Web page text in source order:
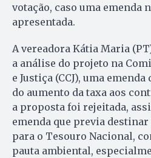
votação, caso uma emenda
apresentada.
A vereadora Kátia Maria
a análise do projeto na
e Justiça (CCJ), uma
do aumento da taxa aos
a proposta foi rejeitada,
emenda que previa destinar
para o Tesouro Nacional,
pauta ambiental,